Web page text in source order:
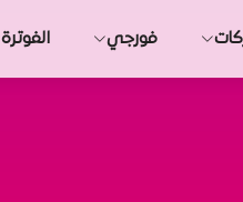
فورجي الفوترة